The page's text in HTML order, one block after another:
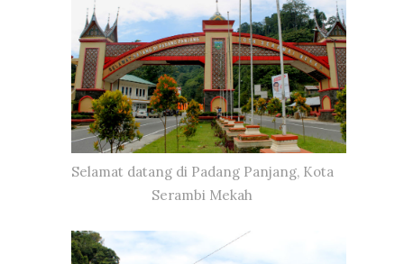
Selamat datang di Padang Panjang, Kota
Serambi Mekah